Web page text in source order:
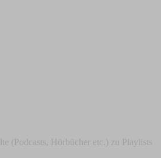
(Podcasts, Hörbücher etc.) zu Playlists